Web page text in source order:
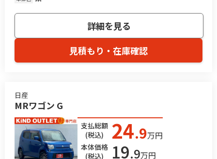
詳細を見る
見積もり・在庫確認
日産
MRワゴン G
支払総額
(税込)
24.9万円
本体価格
(税込)
19.9万円